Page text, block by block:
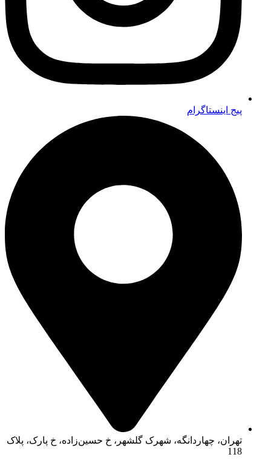
پیج اینستاگرام
تهران، چهاردانگه، شهرک گلشهر، خ حسین‌زاده، خ پارک، پلاک
118